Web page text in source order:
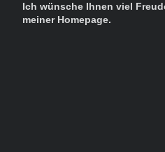
Ich wünsche Ihnen viel
meiner Homepage.